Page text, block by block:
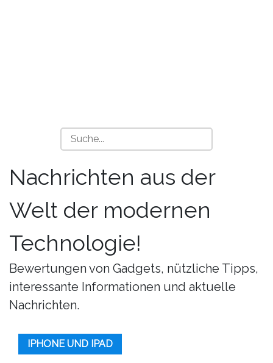
Nachrichten aus der
Welt der modernen
Technologie!
Bewertungen von Gadgets, nützliche Tipps,
interessante Informationen und aktuelle
Nachrichten.
IPHONE UND IPAD